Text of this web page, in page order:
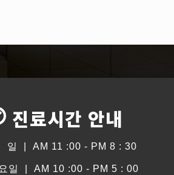
진료시간 안내
일 | AM 11 :00 - PM 8 : 30
일 | AM 10 :00 - PM 5 : 00